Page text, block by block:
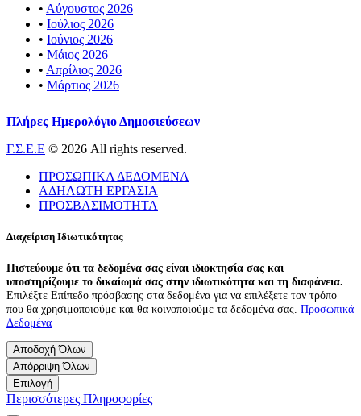
• Αύγουστος 2026
• Ιούλιος 2026
• Ιούνιος 2026
• Μάιος 2026
• Απρίλιος 2026
• Μάρτιος 2026
Πλήρες Ημερολόγιο Δημοσιεύσεων
Γ.Σ.Ε.Ε © 2026 All rights reserved.
ΠΡΟΣΩΠΙΚΑ ΔΕΔΟΜΕΝΑ
ΑΔΗΛΩΤΗ ΕΡΓΑΣΙΑ
ΠΡΟΣΒΑΣΙΜΟΤΗΤΑ
Διαχείριση Ιδιωτικότητας
Πιστεύουμε ότι τα δεδομένα σας είναι ιδιοκτησία σας και
υποστηρίζουμε το δικαίωμά σας στην ιδιωτικότητα και τη διαφάνεια.
Επιλέξτε Επίπεδο πρόσβασης στα δεδομένα για να επιλέξετε τον τρόπο
που θα χρησιμοποιούμε και θα κοινοποιούμε τα δεδομένα σας. Προσωπικά
Δεδομένα
Αποδοχή Όλων
Απόρριψη Όλων
Επιλογή
Περισσότερες Πληροφορίες